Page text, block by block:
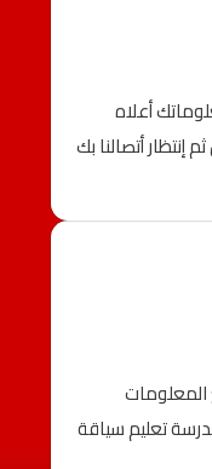
المعلومات
تعليم سياقة
أعلاه
أتصالنا بك